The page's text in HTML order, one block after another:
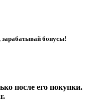
зарабатывай бонусы!
после его покупки.